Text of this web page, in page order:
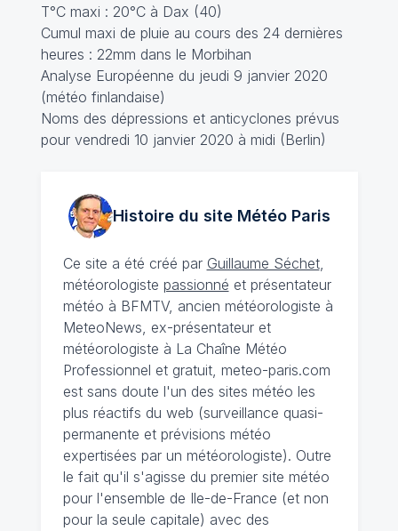
T°C maxi : 20°C à Dax (40)
Cumul maxi de pluie au cours des 24 dernières
heures : 22mm dans le Morbihan
Analyse Européenne du jeudi 9 janvier 2020
(météo finlandaise)
Noms des dépressions et anticyclones prévus
pour vendredi 10 janvier 2020 à midi (Berlin)
Histoire du site MétéoParis
Ce site a été créé par Guillaume Séchet,
météorologiste passionné et présentateur
météo à BFMTV, ancien météorologiste à
MeteoNews, ex-présentateur et
météorologiste à La Chaîne Météo
Professionnel et gratuit, meteo-paris.com
est sans doute l'un des sites météo les
plus réactifs du web (surveillance quasi-
permanente et prévisions météo
expertisées par un météorologiste). Outre
le fait qu'il s'agisse du premier site météo
pour l'ensemble de Ile-de-France (et non
pour la seule capitale) avec des